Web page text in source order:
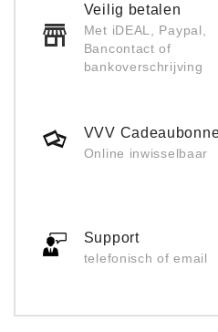
Veilig betalen
Met iDEAL, Paypal,
Bancontact of
bankoverschrijving
VVV
Online inwisselbaar
Support
telefonisch of email